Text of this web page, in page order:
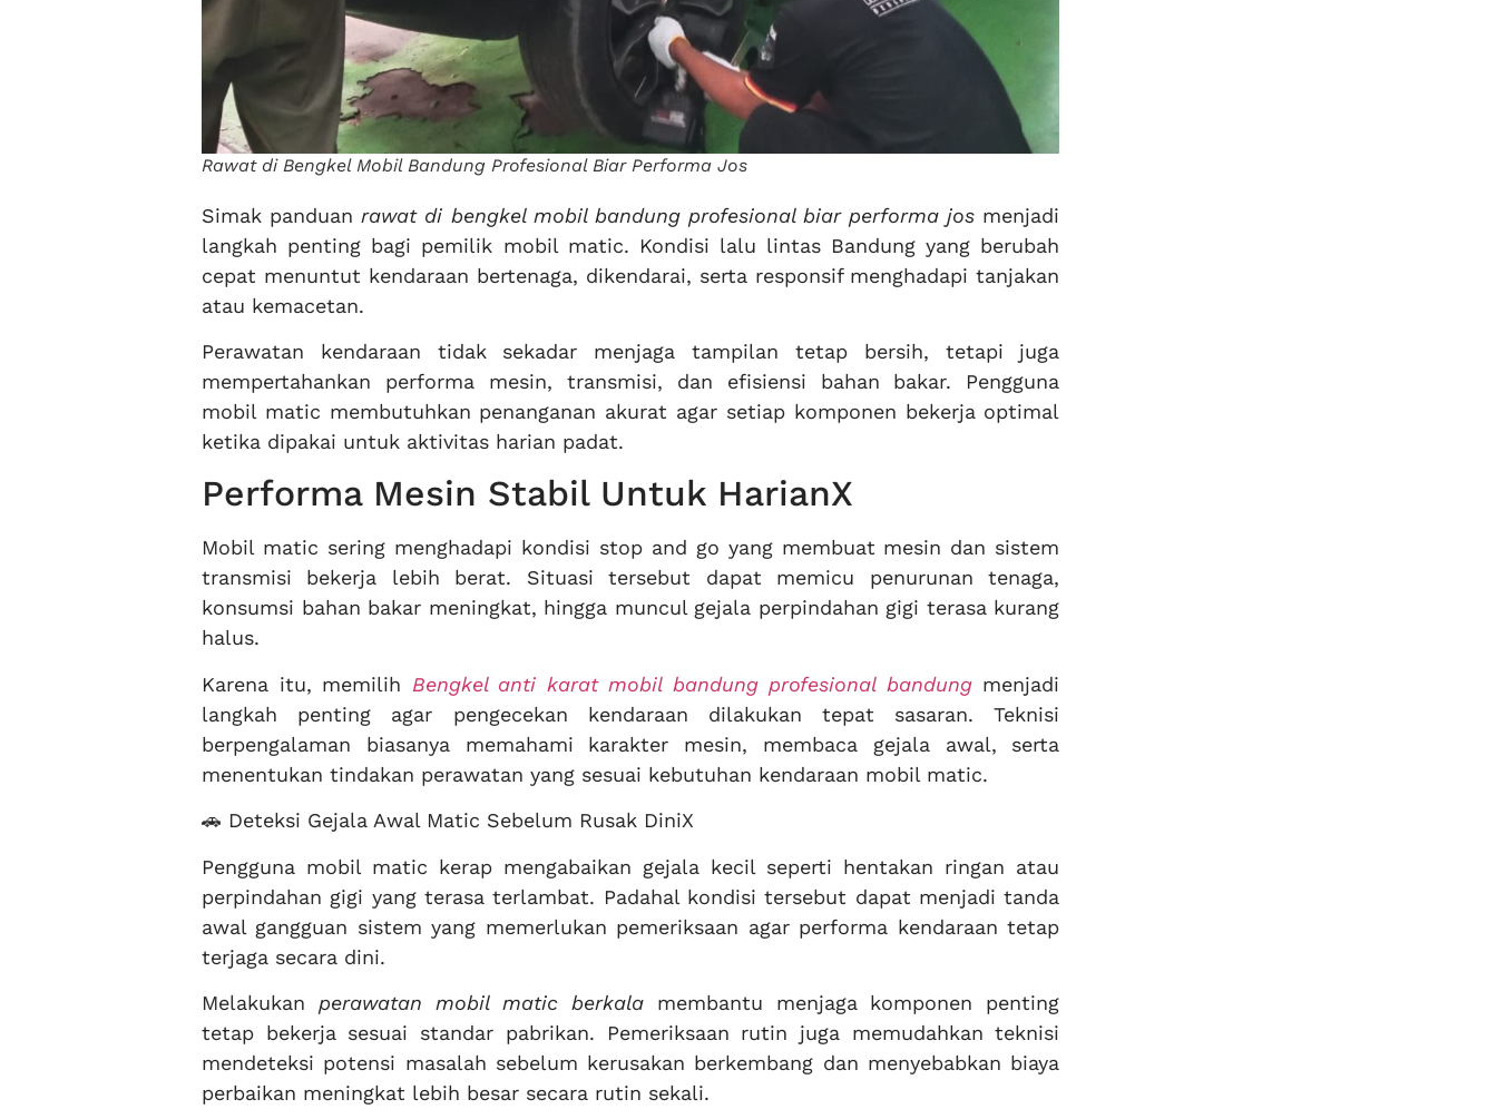
Rawat di Bengkel Mobil Bandung Profesional Biar Performa Jos
Simak panduan rawat di bengkel mobil bandung profesional biar performa jos menjadi
langkah penting bagi pemilik mobil matic. Kondisi lalu lintas Bandung yang berubah
cepat menuntut kendaraan bertenaga, dikendarai, serta responsif menghadapi tanjakan
atau kemacetan.
Perawatan kendaraan tidak sekadar menjaga tampilan tetap bersih, tetapi juga
mempertahankan performa mesin, transmisi, dan efisiensi bahan bakar. Pengguna
mobil matic membutuhkan penanganan akurat agar setiap komponen bekerja optimal
ketika dipakai untuk aktivitas harian padat.
Performa Mesin Stabil Untuk HarianX
Mobil matic sering menghadapi kondisi stop and go yang membuat mesin dan sistem
transmisi bekerja lebih berat. Situasi tersebut dapat memicu penurunan tenaga,
konsumsi bahan bakar meningkat, hingga muncul gejala perpindahan gigi terasa kurang
halus.
Karena itu, memilih Bengkel anti karat mobil bandung profesional bandungmenjadi
langkah penting agar pengecekan kendaraan dilakukan tepat sasaran. Teknisi
berpengalaman biasanya memahami karakter mesin, membaca gejala awal, serta
menentukan tindakan perawatan yang sesuai kebutuhan kendaraan mobil matic.
🚗 Deteksi Gejala Awal Matic Sebelum Rusak DiniX
Pengguna mobil matic kerap mengabaikan gejala kecil seperti hentakan ringan atau
perpindahan gigi yang terasa terlambat. Padahal kondisi tersebut dapat menjadi tanda
awal gangguan sistem yang memerlukan pemeriksaan agar performa kendaraan tetap
terjaga secara dini.
Melakukan perawatan mobil matic berkalamembantu menjaga komponen penting
tetap bekerja sesuai standar pabrikan. Pemeriksaan rutin juga memudahkan teknisi
mendeteksi potensi masalah sebelum kerusakan berkembang dan menyebabkan biaya
perbaikan meningkat lebih besar secara rutin sekali.